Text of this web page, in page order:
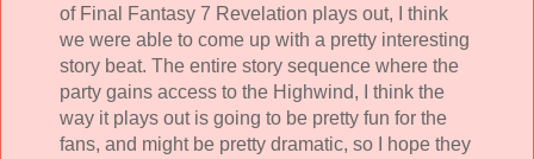
of Final Fantasy 7 Revelation plays out, I think
we were able to come up with a pretty interesting
story beat. The entire story sequence where the
party gains access to the Highwind, I think the
way it plays out is going to be pretty fun for the
fans, and might be pretty dramatic, so I hope they